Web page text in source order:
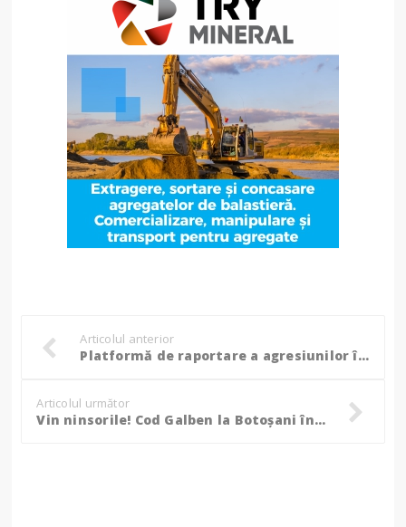
Articolul anterior
Platformă de raportare a agresiunilor în trafic, lansată de Ministerului Afacerilor Interne!
Articolul următor
Vin ninsorile! Cod Galben la Botoșani începând din această seară! (Foto)